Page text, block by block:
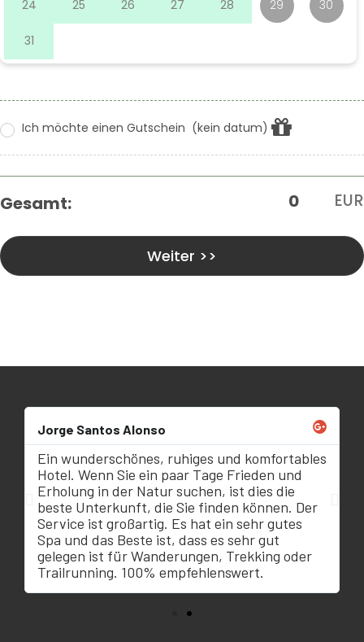
Jorge Santos Alonso
Ein wunderschönes, ruhiges und komfortables
Hotel. Wenn Sie ein paar Tage Frieden und
Erholung in der Natur suchen, ist dies die
beste Unterkunft, die Sie finden können. Der
Service ist großartig. Es hat ein sehr gutes
Spa und das Beste ist, dass es sehr gut
gelegen ist für Wanderungen, Trekking oder
Trailrunning. 100% empfehlenswert.